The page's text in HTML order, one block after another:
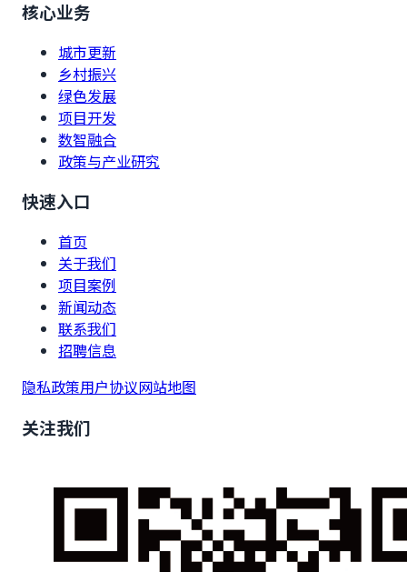
核心业务
城市更新
乡村振兴
绿色发展
项目开发
数智融合
政策与产业研究
快速入口
首页
关于我们
项目案例
新闻动态
联系我们
招聘信息
隐私政策用户协议网站地图
关注我们